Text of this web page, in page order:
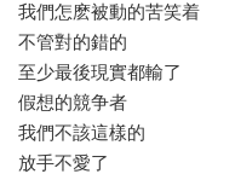
我們怎麽被動的苦笑着
不管對的錯的
至少最後現實都輸了
假想的競争者
我們不該這樣的
放手不愛了